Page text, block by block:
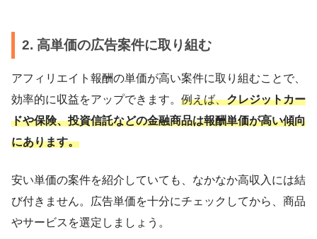
2. 高単価の広告案件に取り組む
アフィリエイト報酬の単価が高い案件に取り組むことで、
効率的に収益をアップできます。 例えば、クレジットカー
ドや保険、投資信託などの金融商品は報酬単価が高い傾向
にあります。
安い単価の案件を紹介していても、なかなか高収入には結
び付きません。広告単価を十分にチェックしてから、商品
やサービスを選定しましょう。